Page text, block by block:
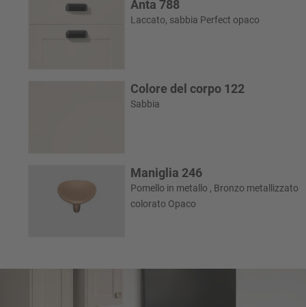
orientato al benessere che invita al relax.
Anta 788
Laccato, sabbia Perfect opaco
Colore del corpo 122
Sabbia
Maniglia 246
Pomello in metallo , Bronzo metallizzato
colorato Opaco